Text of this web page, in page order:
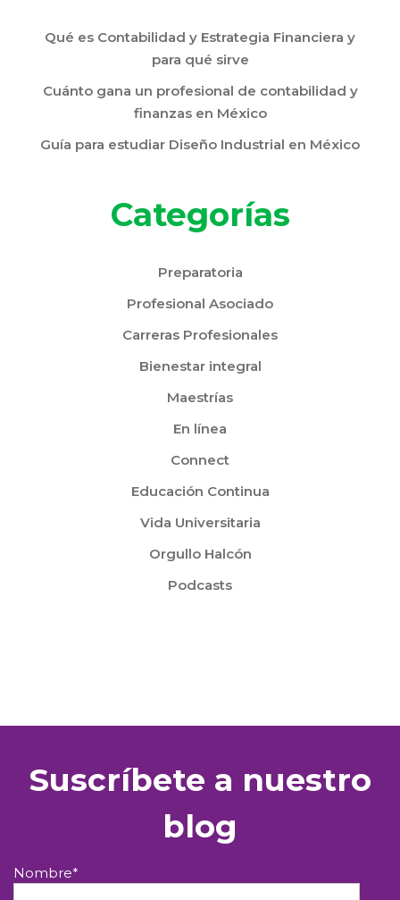
Qué es Contabilidad y Estrategia Financiera y
para qué sirve
Cuánto gana un profesional de contabilidad y
finanzas en México
Guía para estudiar Diseño Industrial en México
Categorías
Preparatoria
Profesional Asociado
Carreras Profesionales
Bienestar integral
Maestrías
En línea
Connect
Educación Continua
Vida Universitaria
Orgullo Halcón
Podcasts
Suscríbete a nuestro
blog
Nombre*